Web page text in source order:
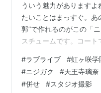
ういう魅力がありますよ
たいことはまっすぐ。あ
郭”で作れるのがこの「
スチュームです。コート
奈らしいバランスを狙え
7点） コート、タンクト
尾、カチューシャ、太も
#ラブライブ #虹ヶ咲学
#ニジガク #天王寺璃奈
#併せ #スタジオ撮影